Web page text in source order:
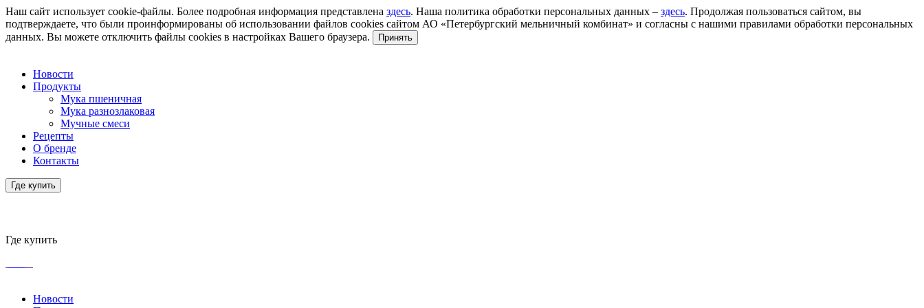
Наш сайт использует cookie-файлы. Более подробная информация представлена здесь. Наша политика обработки персональных данных – здесь. Продолжая пользоваться сайтом, вы
подтверждаете, что были проинформированы об использовании файлов cookies сайтом АО «Петербургский мельничный комбинат» и согласны с нашими правилами обработки персональных
данных. Вы можете отключить файлы cookies в настройках Вашего браузера.
Принять
Новости
Продукты
Мука пшеничная
Мука разнозлаковая
Мучные смеси
Рецепты
О бренде
Контакты
Где купить
Где купить
Новости